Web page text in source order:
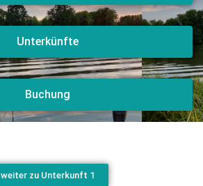
Unterkünfte
Buchung
weiter zu Unterkunft 1